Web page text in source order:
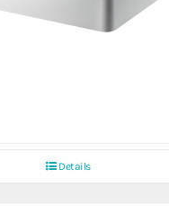
Details